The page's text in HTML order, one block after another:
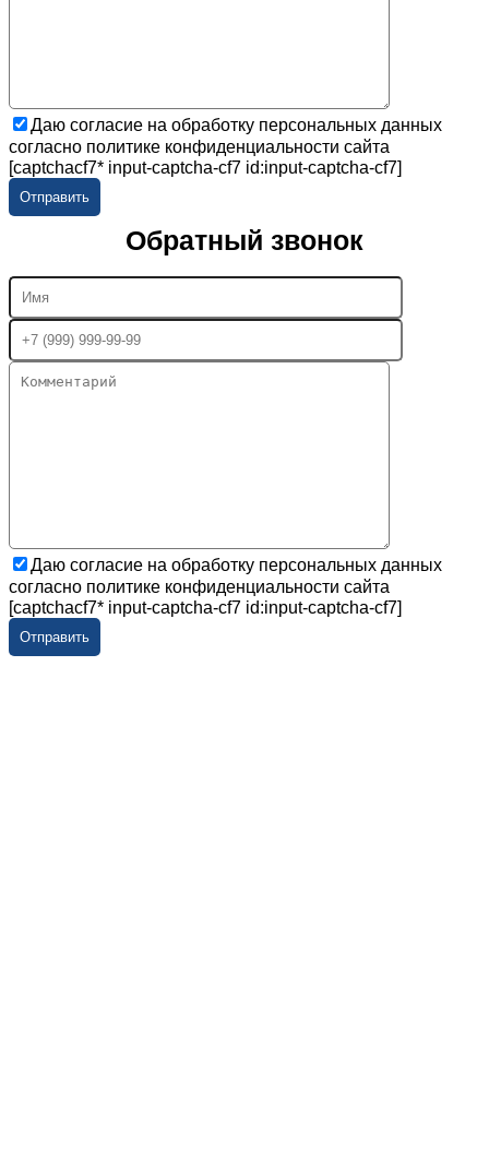
Даю согласие на обработку персональных данных
согласно политике конфиденциальности сайта
[captchacf7* input-captcha-cf7 id:input-captcha-cf7]
Обратный звонок
Даю согласие на обработку персональных данных
согласно политике конфиденциальности сайта
[captchacf7* input-captcha-cf7 id:input-captcha-cf7]